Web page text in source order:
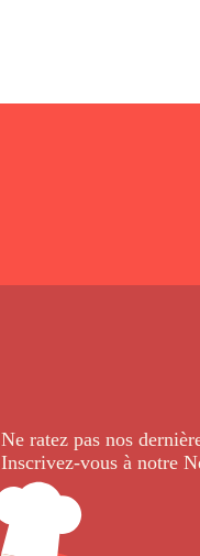
Ne ratez pas nos
Inscrivez-vous à notre